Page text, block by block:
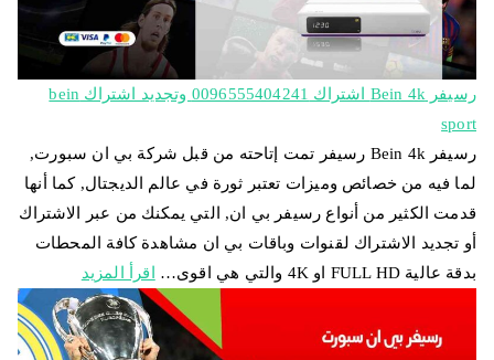
رسيفر Bein 4k اشتراك 0096555404241 وتجديد اشتراك bein
sport
رسيفر Bein 4k رسيفر تمت إتاحته من قبل شركة بي ان سبورت,
لما فيه من خصائص وميزات تعتبر ثورة في عالم الديجتال, كما أنها
قدمت الكثير من أنواع رسيفر بي ان, التي يمكنك من عبر الاشتراك
أو تجديد الاشتراك لقنوات وباقات بي ان مشاهدة كافة المحطات
بدقة عالية FULL HD او 4K والتي هي اقوى…
اقرأ المزيد